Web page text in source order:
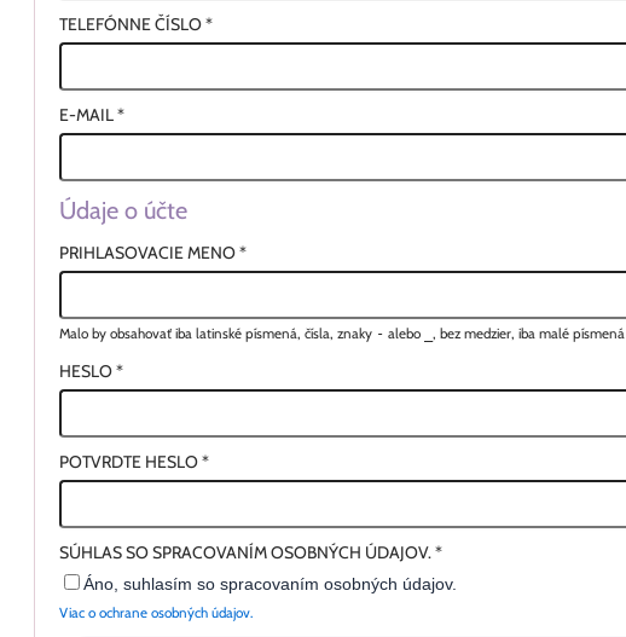
TELEFÓNNE ČÍSLO*
E-MAIL*
Údaje o účte
PRIHLASOVACIE MENO*
Malo by obsahovať iba latinské písmená, čísla, znaky - alebo , bez medzier, iba malé písmená
HESLO*
POTVRDTE HESLO*
SÚHLAS SO SPRACOVANÍM OSOBNÝCH ÚDAJOV.*
Áno, suhlasím so spracovaním osobných údajov.
Viac o ochrane osobných údajov.